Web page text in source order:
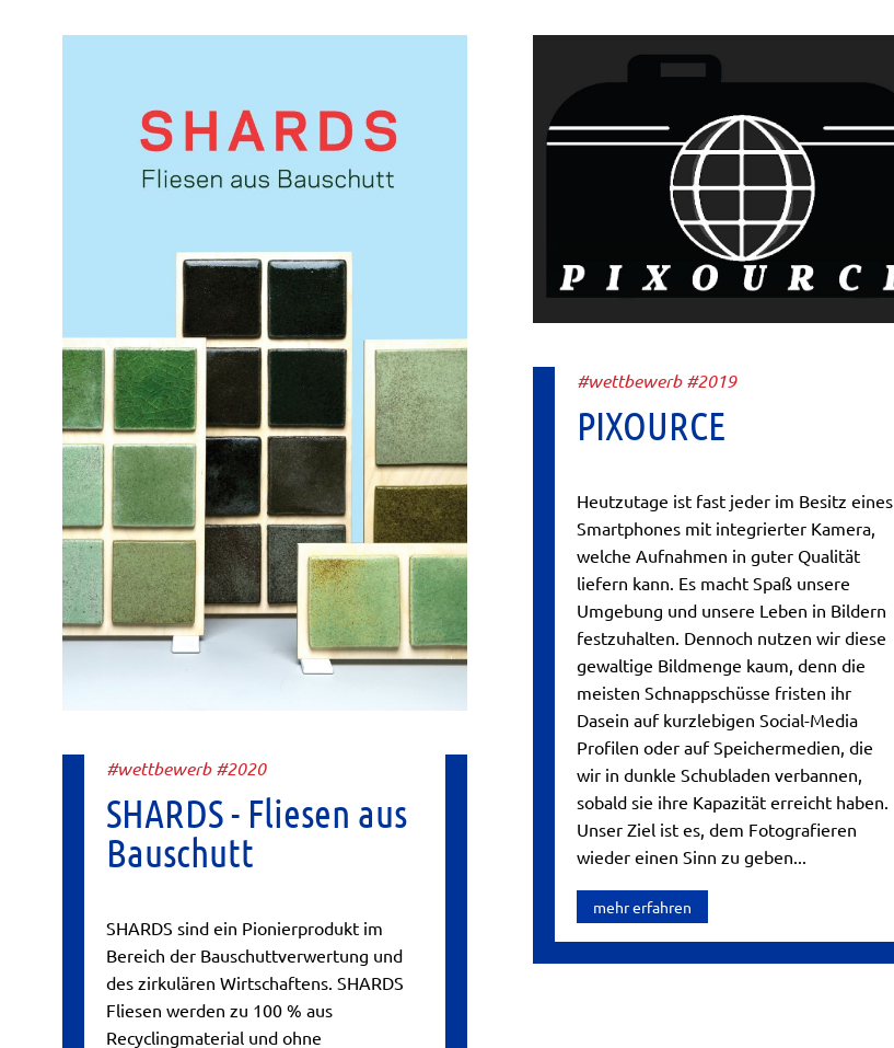
#wettbewerb #2020
SHARDS - Fliesen aus
Bauschutt
SHARDS sind ein Pionierprodukt im
Bereich der Bauschuttverwertung und
des zirkulären Wirtschaftens. SHARDS
Fliesen werden zu 100 % aus
Recyclingmaterial und ohne
#wettbewerb #2019
PIXOURCE
Heutzutage ist fast jeder im Besitz eines
Smartphones mit integrierter Kamera,
welche Aufnahmen in guter Qualität
liefern kann. Es macht Spaß unsere
Umgebung und unsere Leben in Bildern
festzuhalten. Dennoch nutzen wir diese
gewaltige Bildmenge kaum, denn die
meisten Schnappschüsse fristen ihr
Dasein auf kurzlebigen Social-Media
Profilen oder auf Speichermedien, die
wir in dunkle Schubladen verbannen,
sobald sie ihre Kapazität erreicht haben.
Unser Ziel ist es, dem Fotografieren
wieder einen Sinn zu geben...
mehr erfahren